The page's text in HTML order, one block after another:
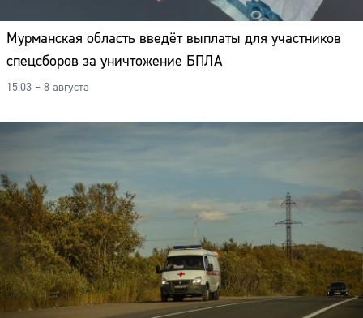
Мурманская область введёт выплаты для участников
спецсборов за уничтожение БПЛА
15:03 – 8 августа